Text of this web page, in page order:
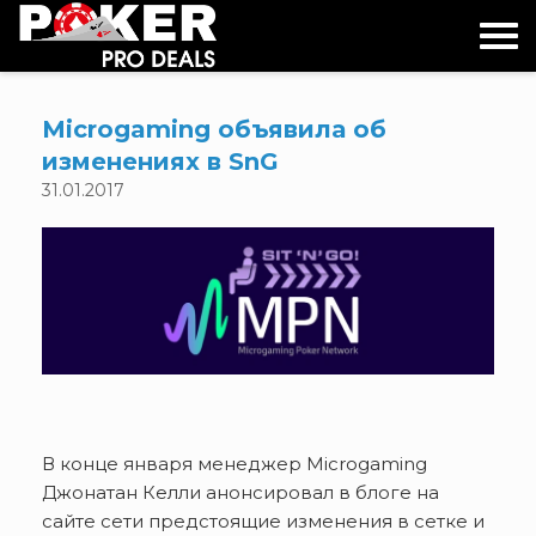
Skip
Microgaming объявила об
изменениях в SnG
31.01.2017
В конце января менеджер Microgaming
Джонатан Келли анонсировал в блоге на
сайте сети предстоящие изменения в сетке и